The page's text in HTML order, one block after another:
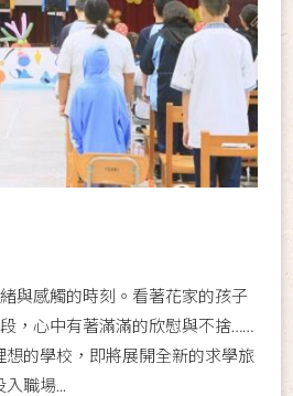
與感觸的時刻。看著花家的孩子
，心中有著滿滿的欣慰與不捨……
的學校，即將展開全新的求學旅
職場...